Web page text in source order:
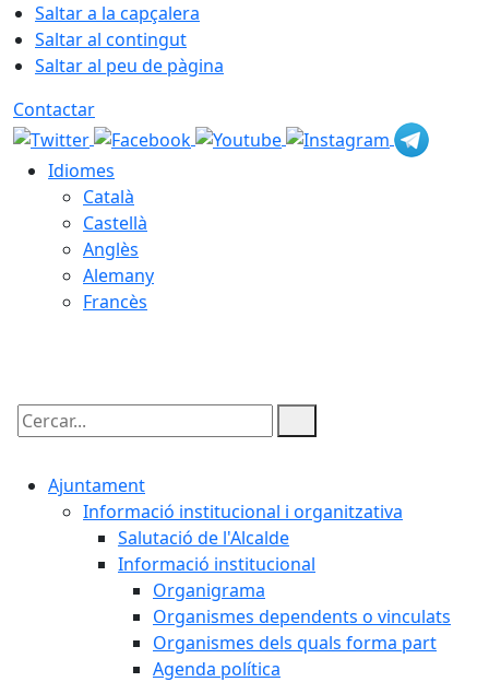
Saltar a la capçalera
Saltar al contingut
Saltar al peu de pàgina
Contactar
Idiomes
Català
Castellà
Anglès
Alemany
Francès
Cercar:
Ajuntament
Informació institucional i organitzativa
Salutació de l'Alcalde
Informació institucional
Organigrama
Organismes dependents o vinculats
Organismes dels quals forma part
Agenda política